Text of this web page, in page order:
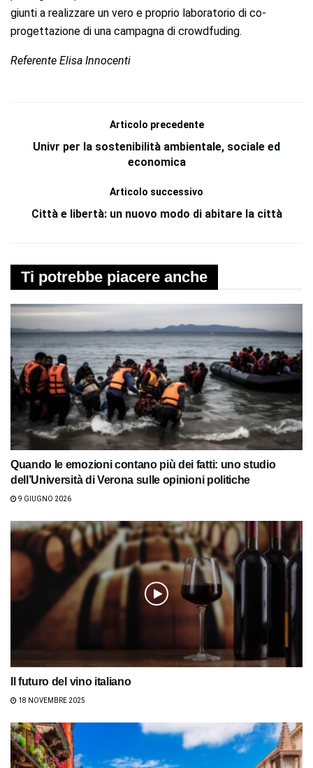
giunti a realizzare un vero e proprio laboratorio di co-
progettazione di una campagna di crowdfuding.
Referente Elisa Innocenti
Articolo precedente
Univr per la sostenibilità ambientale, sociale ed
economica
Articolo successivo
Città e libertà: un nuovo modo di abitare la città
Ti potrebbe piacere anche
Quando le emozioni contano più dei fatti: uno studio
dell’Università di Verona sulle opinioni politiche
9 GIUGNO 2026
Il futuro del vino italiano
18 NOVEMBRE 2025